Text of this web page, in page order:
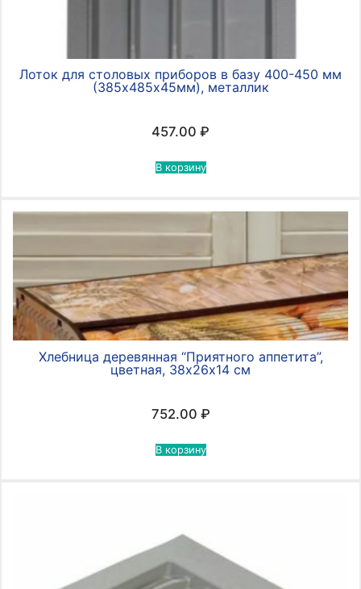
Лоток для столовых приборов в базу 400-450 мм
(385х485х45мм), металлик
457.00 ₽
В корзину
Хлебница деревянная “Приятного аппетита”,
цветная, 38х26х14 см
752.00 ₽
В корзину